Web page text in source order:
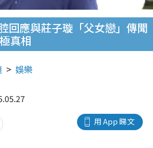
回應與莊子璇「父女戀」傳聞
真相
娛樂
用 App 睇文